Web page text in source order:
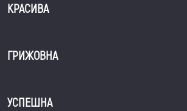
КРАСИВА
ГРИЖОВНА
УСПЕШНА